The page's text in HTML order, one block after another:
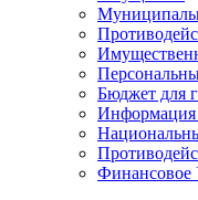
Бюджет для
Финансовое